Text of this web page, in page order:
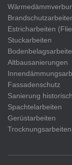
Estricharbeiten
Stuckarbeiten
Altbausanierungen
Fassadenschutz
Sanierung
Spachtelarbeiten
Gerüstarbeiten
Trocknungsarbeiten